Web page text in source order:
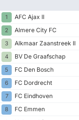
1 AFC Ajax II
2
Almere City FC
3
Alkmaar Zaanstreek II
4
BV De Graafschap
5
FC Den Bosch
6
FC Dordrecht
7
FC Eindhoven
8
FC Emmen